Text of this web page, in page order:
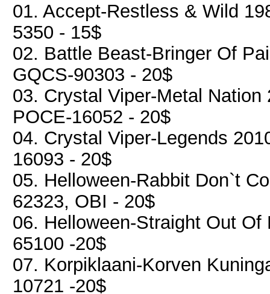
01. Accept-Restless & Wild
5350 - 15$
02. Battle Beast-Bringer Of
GQCS-90303 - 20$
03. Crystal Viper-Metal
POCE-16052 - 20$
04. Crystal Viper-Legends
16093 - 20$
05. Helloween-Rabbit Don`t
62323, OBI - 20$
06. Helloween-Straight Out
65100 -20$
07. Korpiklaani-Korven
10721 -20$